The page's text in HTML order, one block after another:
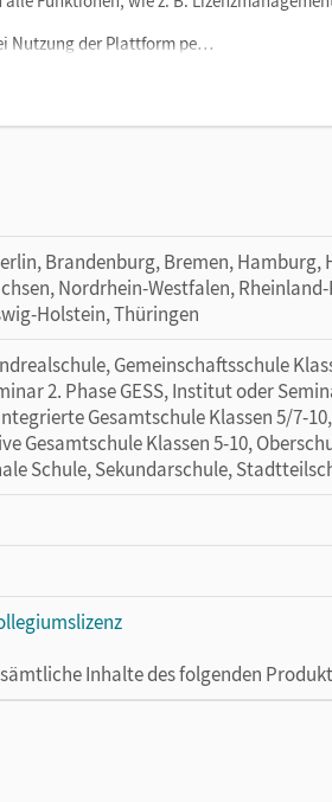
Nutzung der Plattform pe…
Brandenburg, Bremen, Hamburg,
Nordrhein-Westfalen,
Holstein, Thüringen
Gemeinschaftsschule
2. Phase GESS, Institut oder
Gesamtschule Klassen 5/7-
Gesamtschule Klassen 5-10,
Schule, Sekundarschule,
Inhalte des folgenden
einer Schule die Nutzung des